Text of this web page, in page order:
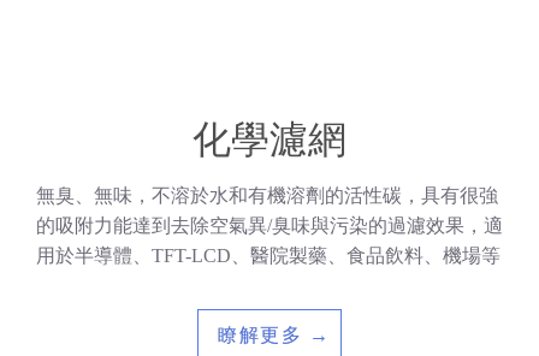
化學濾網
無臭、無味，不溶於水和有機溶劑的活性碳，具有很強
的吸附力能達到去除空氣異/臭味與污染的過濾效果，適
用於半導體、TFT-LCD、醫院製藥、食品飲料、機場等
瞭解更多 →